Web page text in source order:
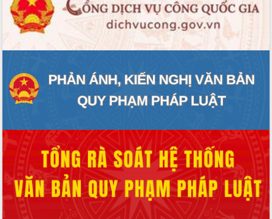
HỆ THỐNG VĂN BẢN
VĂN BẢN HĐND TỈNH
QUY HOẠCH - KẾ HOẠCH